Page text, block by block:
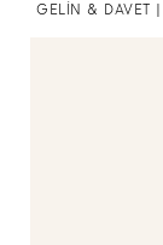
GELİN & DAVET